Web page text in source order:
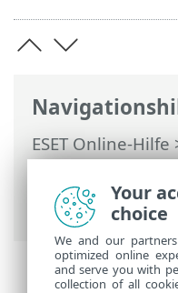
ESET Online-Hilfe
Premium>
Schutzfunktionen
Kindersicherung
Your
choice
We and our
optimized online
and serve you with
collection of all